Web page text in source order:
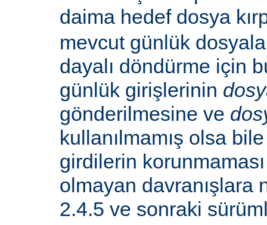
daima hedef dosya
mevcut günlük
dayalı döndürme için
günlük girişlerinin
gönderilmesine ve
kullanılmamış olsa
girdilerin
olmayan davranışlara
2.4.5 ve sonraki